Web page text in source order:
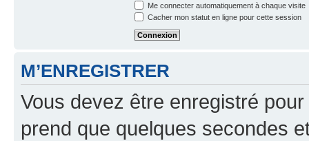
Me connecter automatiquement à chaque visite
Cacher mon statut en ligne pour cette session
M’ENREGISTRER
Vous devez être enregistré
prend que quelques secondes